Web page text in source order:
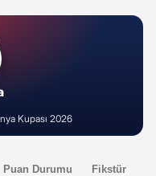
Kupası 2026
Puan Durumu Fikstür